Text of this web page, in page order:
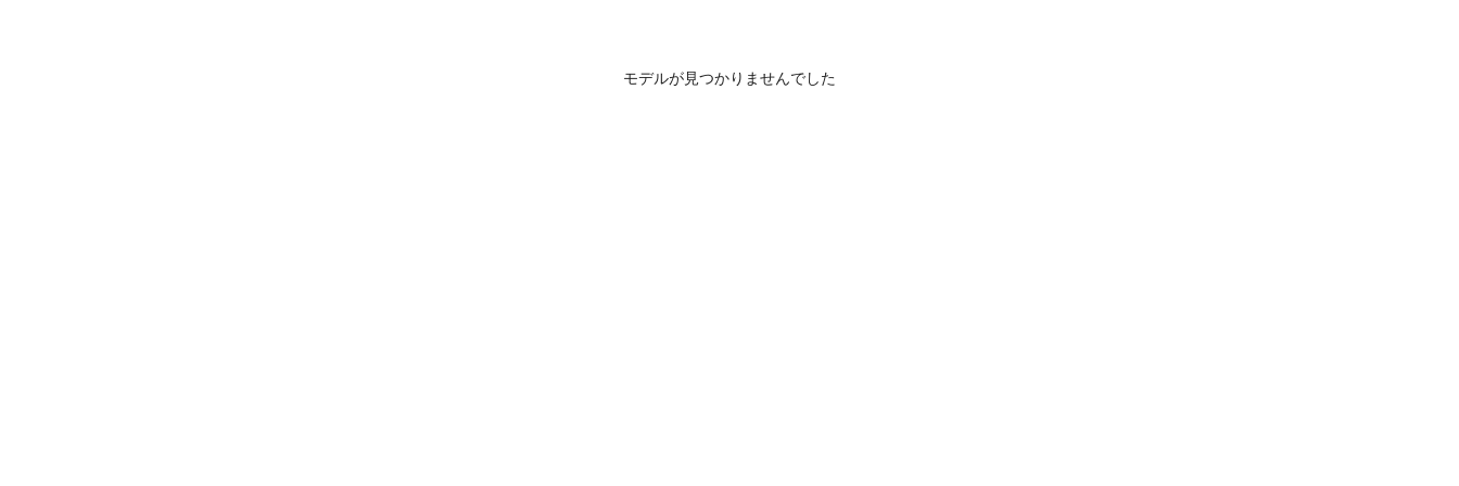
モデルが見つかりませんでした